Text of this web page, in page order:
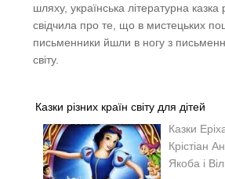
шляху, українська літературна казка
свідчила про те, що в мистецьких
письменники йшли в ногу з
світу.
Казки різних країн світу для дітей
Казки
Крістіан
Якоба і